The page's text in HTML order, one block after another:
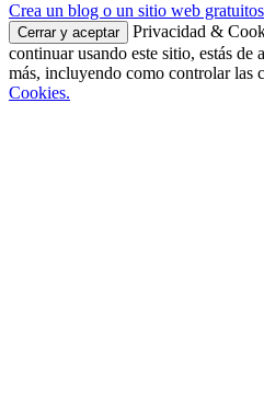
Crea un blog o un sitio web
Privacidad &
continuar usando este sitio, estás de
más, incluyendo como controlar las
Cookies.